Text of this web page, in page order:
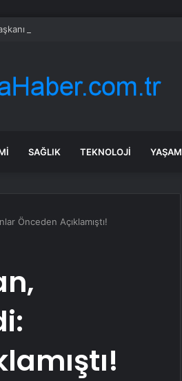
Erdal Beşikçioğlu tutuklandı
SAĞLIK TEKNOLOJI YAŞAM
Önceden Açıklamıştı!